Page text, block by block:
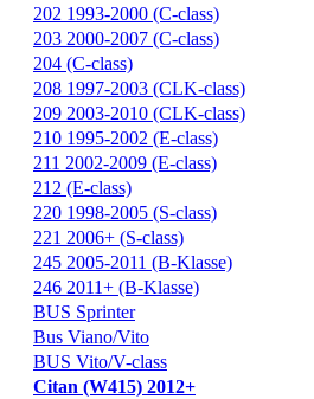
202 1993-2000 (C-class)
203 2000-2007 (C-class)
204 (C-class)
208 1997-2003 (CLK-class)
209 2003-2010 (CLK-class)
210 1995-2002 (E-class)
211 2002-2009 (E-class)
212 (E-class)
220 1998-2005 (S-class)
221 2006+ (S-class)
245 2005-2011 (B-Klasse)
246 2011+ (B-Klasse)
BUS Sprinter
Bus Viano/Vito
BUS Vito/V-class
Citan (W415) 2012+